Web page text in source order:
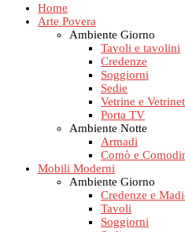
Home
Arte Povera
Ambiente Giorno
Tavoli e tavolini
Credenze
Soggiorni
Sedie
Vetrine e
Porta TV
Ambiente Notte
Armadi
Comò e
Mobili Moderni
Ambiente Giorno
Credenze e
Tavoli
Soggiorni